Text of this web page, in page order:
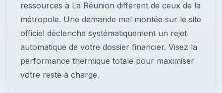
ressources à La Réunion diffèrent de ceux de la
métropole. Une demande mal montée sur le site
officiel déclenche systématiquement un rejet
automatique de votre dossier financier. Visez la
performance thermique totale pour maximiser
votre reste à charge.